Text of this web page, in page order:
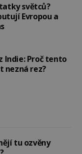
světců?
Evropou a
Indie: Proč tento
nezná rez?
tu ozvěny